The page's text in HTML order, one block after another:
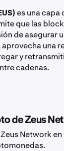
es una capa
que las
de asegurar
una
y
cadenas.
de Zeus
Network